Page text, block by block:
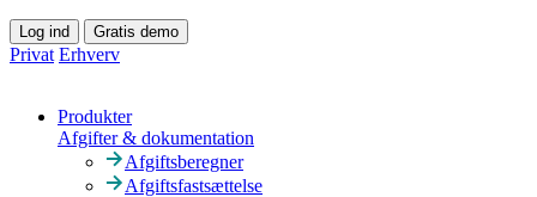
Log ind Gratis demo
Privat Erhverv
Produkter
Afgifter & dokumentation
Afgiftsberegner
Afgiftsfastsættelse